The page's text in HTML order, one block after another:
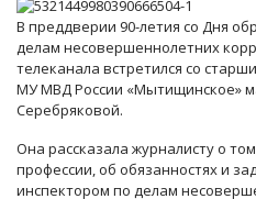
В преддверии 90-летия со Дня
делам несовершеннолетних
телеканала встретился со
МУ МВД России «Мытищинское»
Серебряковой.
Она рассказала журналисту о
профессии, об обязанностях и
инспектором по делам